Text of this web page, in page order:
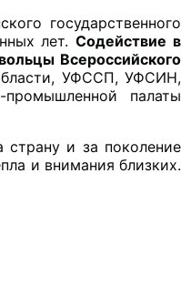
государственного
лет. Содействие в
Всероссийского
УФССП, УФСИН,
палаты
и за поколение
и внимания близких.